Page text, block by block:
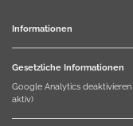
Informationen
Gesetzliche Informationen
Google Analytics deaktivieren
aktiv)